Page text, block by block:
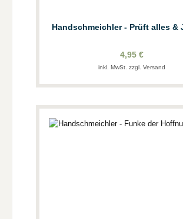
Handschmeichler - Prüft alles &
4,95 €
inkl. MwSt. zzgl. Versand